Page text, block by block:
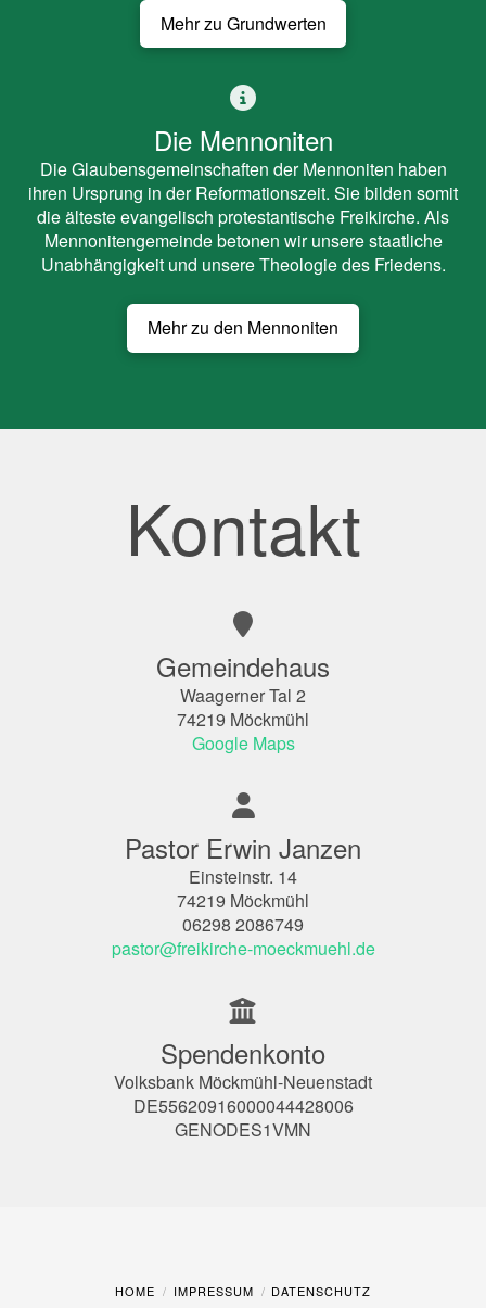
Mehr zu Grundwerten
Die Mennoniten
Die Glaubensgemeinschaften der Mennoniten haben
ihren Ursprung in der Reformationszeit. Sie bilden somit
die älteste evangelisch protestantische Freikirche. Als
Mennonitengemeinde betonen wir unsere staatliche
Unabhängigkeit und unsere Theologie des Friedens.
Mehr zu den Mennoniten
Kontakt
Gemeindehaus
Waagerner Tal 2
74219 Möckmühl
Google Maps
Pastor Erwin Janzen
Einsteinstr. 14
74219 Möckmühl
06298 2086749
pastor@freikirche-moeckmuehl.de
Spendenkonto
Volksbank Möckmühl-Neuenstadt
DE55620916000044428006
GENODES1VMN
HOME IMPRESSUM DATENSCHUTZ